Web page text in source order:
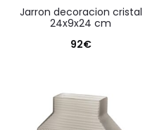
jarron decoracion cristal
24x9x24 cm
92€